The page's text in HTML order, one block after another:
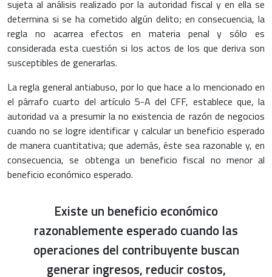
sujeta al análisis realizado por la autoridad fiscal y en ella se
determina si se ha cometido algún delito; en consecuencia, la
regla no acarrea efectos en materia penal y sólo es
considerada esta cuestión si los actos de los que deriva son
susceptibles de generarlas.
La regla general antiabuso, por lo que hace a lo mencionado en
el párrafo cuarto del artículo 5-A del CFF, establece que, la
autoridad va a presumir la no existencia de razón de negocios
cuando no se logre identificar y calcular un beneficio esperado
de manera cuantitativa; que además, éste sea razonable y, en
consecuencia, se obtenga un beneficio fiscal no menor al
beneficio económico esperado.
Existe un beneficio económico
razonablemente esperado cuando las
operaciones del contribuyente buscan
generar ingresos, reducir costos,